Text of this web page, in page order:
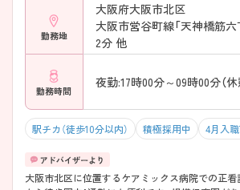
勤務地
大阪府大阪市北区
大阪市営谷町線「天神橋筋六
2分 他
勤務時間
夜勤:17時00分～09時00分（休
駅チカ（徒歩10分以内） 積極採用中 4月入
大阪市北区に位置するケアミックス病院での正看